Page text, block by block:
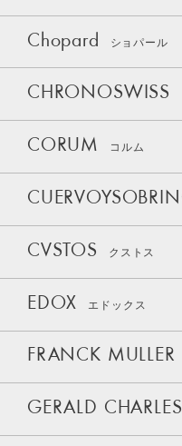
Chopard ショパール
CHRONOSWISS
CORUM コルム
CVSTOS クストス
EDOX エドックス
FRANCK MULLER
GERALD CHARLES